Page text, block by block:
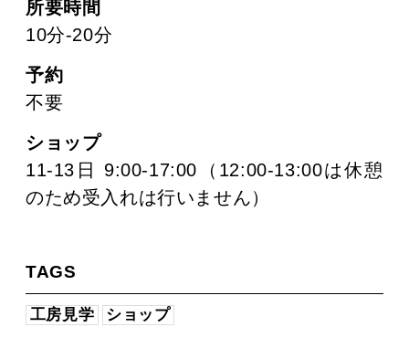
所要時間
10分-20分
予約
不要
ショップ
11-13日 9:00-17:00（12:00-13:00は休憩
のため受入れは行いません）
TAGS
工房見学 ショップ